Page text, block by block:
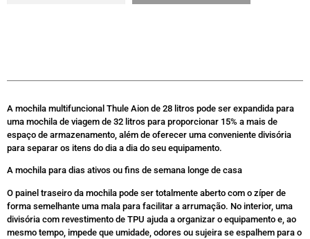
A mochila multifuncional Thule Aion de 28 litros pode ser expandida para
uma mochila de viagem de 32 litros para proporcionar 15% a mais de
espaço de armazenamento, além de oferecer uma conveniente divisória
para separar os itens do dia a dia do seu equipamento.
A mochila para dias ativos ou fins de semana longe de casa
O painel traseiro da mochila pode ser totalmente aberto com o zíper de
forma semelhante uma mala para facilitar a arrumação. No interior, uma
divisória com revestimento de TPU ajuda a organizar o equipamento e, ao
mesmo tempo, impede que umidade, odores ou sujeira se espalhem para o